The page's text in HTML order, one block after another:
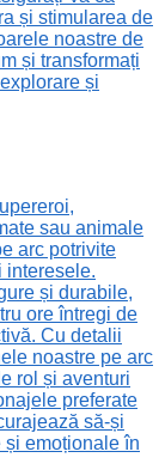
și stimularea de
noastre de
și transformați
și
sau animale
arc potrivite
interesele.
și durabile,
ore întregi de
Cu detalii
noastre pe arc
rol și aventuri
preferate
să-și
emoționale în